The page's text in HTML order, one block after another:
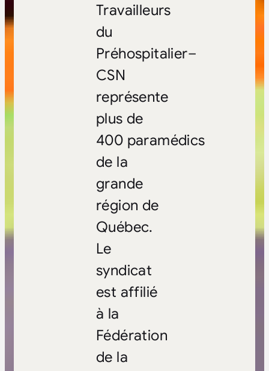
Travailleurs
du
Préhospitalier–
CSN
représente
plus de
400 paramédics
de la
grande
région de
Québec.
Le
syndicat
est affilié
à la
Fédération
de la